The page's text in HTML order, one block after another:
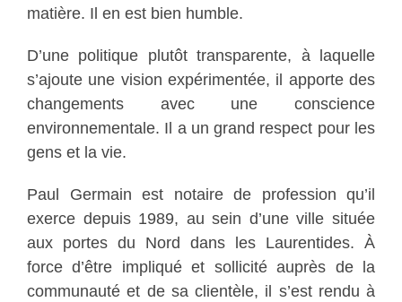
matière. Il en est bien humble.
D’une politique plutôt transparente, à laquelle
s’ajoute une vision expérimentée, il apporte des
changements avec une conscience
environnementale. Il a un grand respect pour les
gens et la vie.
Paul Germain est notaire de profession qu’il
exerce depuis 1989, au sein d’une ville située
aux portes du Nord dans les Laurentides. À
force d’être impliqué et sollicité auprès de la
communauté et de sa clientèle, il s’est rendu à